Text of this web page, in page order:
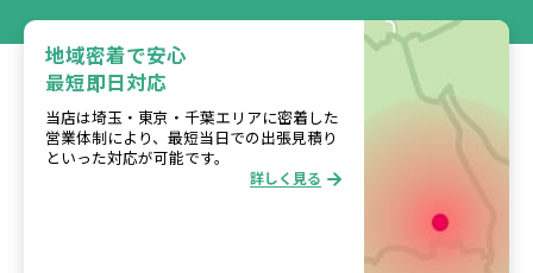
地域密着で安心
最短即日対応
当店は埼玉・東京・千葉エリアに密着した
営業体制により、最短当日での出張見積り
といった対応が可能です。
詳しく見る